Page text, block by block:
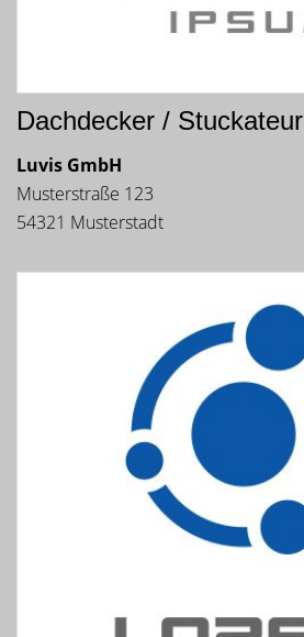
Dachdecker / Stuckateur
Luvis GmbH
Musterstraße 123
54321 Musterstadt